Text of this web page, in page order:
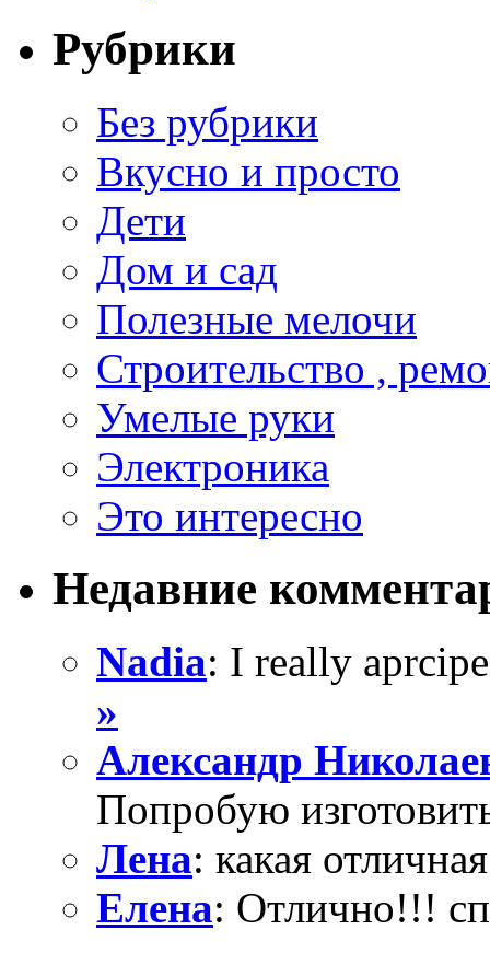
Рубрики
Без рубрики
Вкусно и просто
Дети
Дом и сад
Полезные мелочи
Строительство ,
Умелые руки
Электроника
Это интересно
Недавние
Nadia: I really
»
Александр
Попробую
Лена: какая
Елена: Отлично!!!